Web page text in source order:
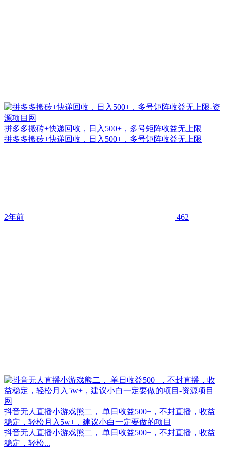
拼多多搬砖+快递回收，日入500+，多号矩阵收益无上限
拼多多搬砖+快递回收，日入500+，多号矩阵收益无上限
2年前 462
抖音无人直播小游戏熊二， 单日收益500+，不封直播，收益
稳定，轻松月入5w+，建议小白一定要做的项目
抖音无人直播小游戏熊二， 单日收益500+，不封直播，收益
稳定，轻松...